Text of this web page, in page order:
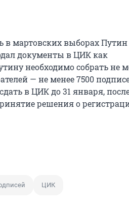
в мартовских выборах Путин
документы в ЦИК как
необходимо собрать не
— не менее 7500
в ЦИК до 31 января,
решения о
ЦИК